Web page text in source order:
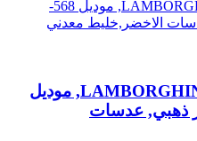
نظارة شمسية,ماركة LAMBORGHINI-Y20, موديل
ذهبي, عدسات